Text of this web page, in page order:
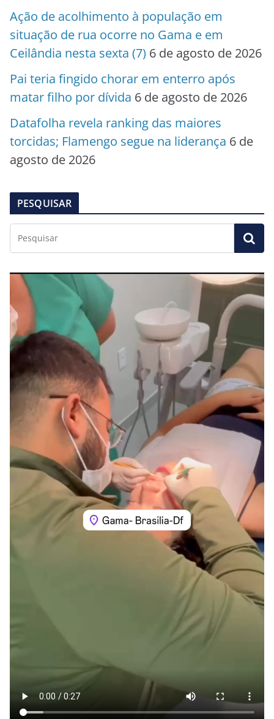
Ação de acolhimento à população em
situação de rua ocorre no Gama e em
Ceilândia nesta sexta (7) 6 de agosto de 2026
Pai teria fingido chorar em enterro após
matar filho por dívida 6 de agosto de 2026
Datafolha revela ranking das maiores
torcidas; Flamengo segue na liderança 6 de
agosto de 2026
PESQUISAR